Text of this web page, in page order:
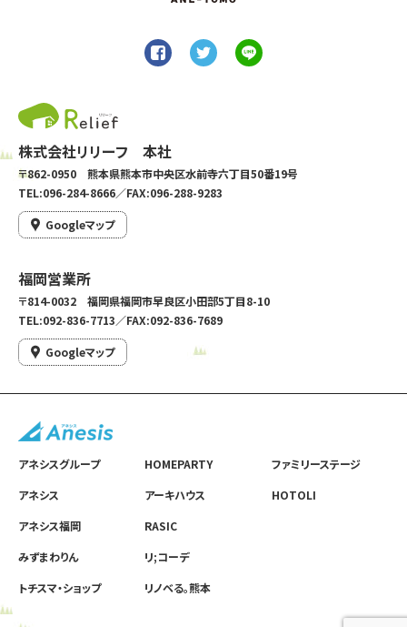
株式会社リリーフ 本社
〒862-0950 熊本県熊本市中央区水前寺六丁目50番19号
TEL:096-284-8666／FAX:096-288-9283
Googleマップ
福岡営業所
〒814-0032 福岡県福岡市早良区小田部5丁目8-10
TEL:092-836-7713／FAX:092-836-7689
Googleマップ
アネシスグループ
アネシス
アネシス福岡
HOMEPARTY
アーキハウス
RASIC
ファミリーステージ
HOTOLI
みずまわりん
トチスマ・ショップ
リ;コーデ
リノベる。熊本